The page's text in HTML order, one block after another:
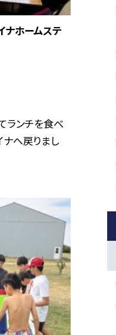
ナホームステ
ランチを食べ
ナへ戻りまし